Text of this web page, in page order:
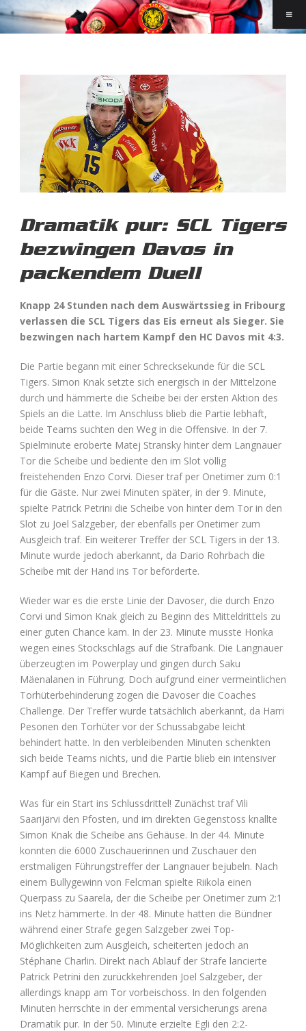
Dramatik pur: SCL Tigers
bezwingen Davos in
packendem Duell
Knapp 24 Stunden nach dem Auswärtssieg in Fribourg
verlassen die SCL Tigers das Eis erneut als Sieger. Sie
bezwingen nach hartem Kampf den HC Davos mit 4:3.
Die Partie begann mit einer Schrecksekunde für die SCL
Tigers. Simon Knak setzte sich energisch in der Mittelzone
durch und hämmerte die Scheibe bei der ersten Aktion des
Spiels an die Latte. Im Anschluss blieb die Partie lebhaft,
beide Teams suchten den Weg in die Offensive. In der 7.
Spielminute eroberte Matej Stransky hinter dem Langnauer
Tor die Scheibe und bediente den im Slot völlig
freistehenden Enzo Corvi. Dieser traf per Onetimer zum 0:1
für die Gäste. Nur zwei Minuten später, in der 9. Minute,
spielte Patrick Petrini die Scheibe von hinter dem Tor in den
Slot zu Joel Salzgeber, der ebenfalls per Onetimer zum
Ausgleich traf. Ein weiterer Treffer der SCL Tigers in der 13.
Minute wurde jedoch aberkannt, da Dario Rohrbach die
Scheibe mit der Hand ins Tor beförderte.
Wieder war es die erste Linie der Davoser, die durch Enzo
Corvi und Simon Knak gleich zu Beginn des Mitteldrittels zu
einer guten Chance kam. In der 23. Minute musste Honka
wegen eines Stockschlags auf die Strafbank. Die Langnauer
überzeugten im Powerplay und gingen durch Saku
Mäenalanen in Führung. Doch aufgrund einer vermeintlichen
Torhüterbehinderung zogen die Davoser die Coaches
Challenge. Der Treffer wurde tatsächlich aberkannt, da Harri
Pesonen den Torhüter vor der Schussabgabe leicht
behindert hatte. In den verbleibenden Minuten schenkten
sich beide Teams nichts, und die Partie blieb ein intensiver
Kampf auf Biegen und Brechen.
Was für ein Start ins Schlussdrittel! Zunächst traf Vili
Saarijärvi den Pfosten, und im direkten Gegenstoss knallte
Simon Knak die Scheibe ans Gehäuse. In der 44. Minute
konnten die 6000 Zuschauerinnen und Zuschauer den
erstmaligen Führungstreffer der Langnauer bejubeln. Nach
einem Bullygewinn von Felcman spielte Riikola einen
Querpass zu Saarela, der die Scheibe per Onetimer zum 2:1
ins Netz hämmerte. In der 48. Minute hatten die Bündner
während einer Strafe gegen Salzgeber zwei Top-
Möglichkeiten zum Ausgleich, scheiterten jedoch an
Stéphane Charlin. Direkt nach Ablauf der Strafe lancierte
Patrick Petrini den zurückkehrenden Joel Salzgeber, der
allerdings knapp am Tor vorbeischoss. In den folgenden
Minuten herrschte in der emmental versicherungs arena
Dramatik pur. In der 50. Minute erzielte Egli den 2:2-